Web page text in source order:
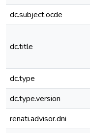
dc.subject.ocde
dc.title
dc.type
dc.type.version
renati.advisor.dni